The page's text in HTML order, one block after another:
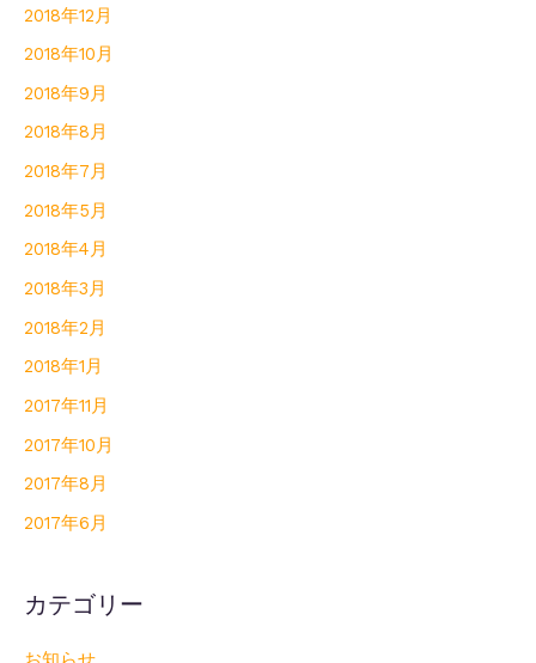
2018年12月
2018年10月
2018年9月
2018年8月
2018年7月
2018年5月
2018年4月
2018年3月
2018年2月
2018年1月
2017年11月
2017年10月
2017年8月
2017年6月
カテゴリー